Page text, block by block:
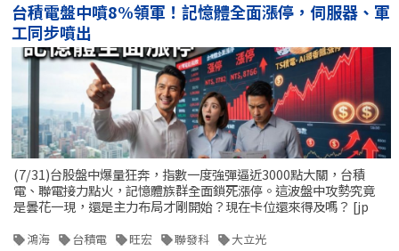
台積電盤中噴8%領軍！記憶體全面漲停，伺服器、軍
工同步噴出
(7/31)台股盤中爆量狂奔，指數一度強彈逼近3000點大關，台積
電、聯電接力點火，記憶體族群全面鎖死漲停。這波盤中攻勢究竟
是曇花一現，還是主力布局才剛開始？現在卡位還來得及嗎？ [jp
鴻海 台積電 旺宏 聯發科 大立光